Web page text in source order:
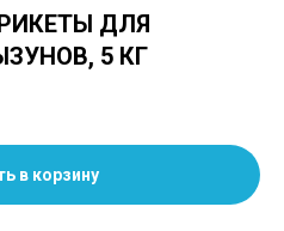
ДЛЯ
5 КГ
в корзину